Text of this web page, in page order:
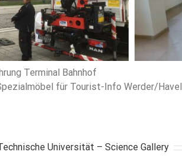
Terminal Bahnhof
für Tourist-Info Werder/Havel
Universität – Science Gallery